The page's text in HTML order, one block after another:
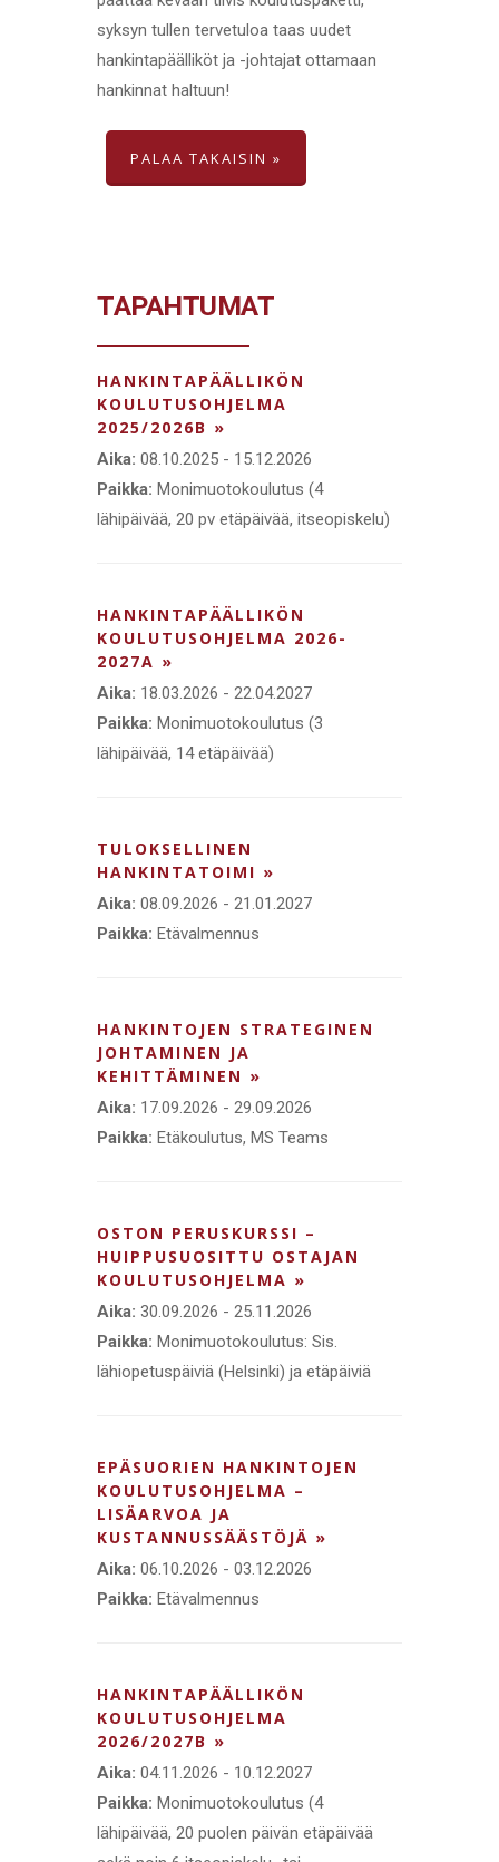
syksyn tullen tervetuloa taas uudet
hankintapäälliköt ja -johtajat ottamaan
hankinnat haltuun!
PALAA TAKAISIN »
TAPAHTUMAT
HANKINTAPÄÄLLIKÖN
KOULUTUSOHJELMA
2025/2026B »
Aika: 08.10.2025 - 15.12.2026
Paikka: Monimuotokoulutus (4
lähipäivää, 20 pv etäpäivää, itseopiskelu)
HANKINTAPÄÄLLIKÖN
KOULUTUSOHJELMA 2026-
2027A »
Aika: 18.03.2026 - 22.04.2027
Paikka: Monimuotokoulutus (3
lähipäivää, 14 etäpäivää)
TULOKSELLINEN
HANKINTATOIMI »
Aika: 08.09.2026 - 21.01.2027
Paikka: Etävalmennus
HANKINTOJEN STRATEGINEN
JOHTAMINEN JA
KEHITTÄMINEN »
Aika: 17.09.2026 - 29.09.2026
Paikka: Etäkoulutus, MS Teams
OSTON PERUSKURSSI –
HUIPPUSUOSITTU OSTAJAN
KOULUTUSOHJELMA »
Aika: 30.09.2026 - 25.11.2026
Paikka: Monimuotokoulutus: Sis.
lähiopetuspäiviä (Helsinki) ja etäpäiviä
EPÄSUORIEN HANKINTOJEN
KOULUTUSOHJELMA –
LISÄARVOA JA
KUSTANNUSSÄÄSTÖJÄ »
Aika: 06.10.2026 - 03.12.2026
Paikka: Etävalmennus
HANKINTAPÄÄLLIKÖN
KOULUTUSOHJELMA
2026/2027B »
Aika: 04.11.2026 - 10.12.2027
Paikka: Monimuotokoulutus (4
lähipäivää, 20 puolen päivän etäpäivää